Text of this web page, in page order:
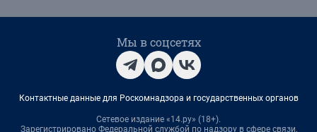
Мы в соцсетях
Контактные данные для Роскомнадзора и государственных органов
Сетевое издание «14.ру» (18+).
Зарегистрировано Федеральной службой по надзору в сфере связи,